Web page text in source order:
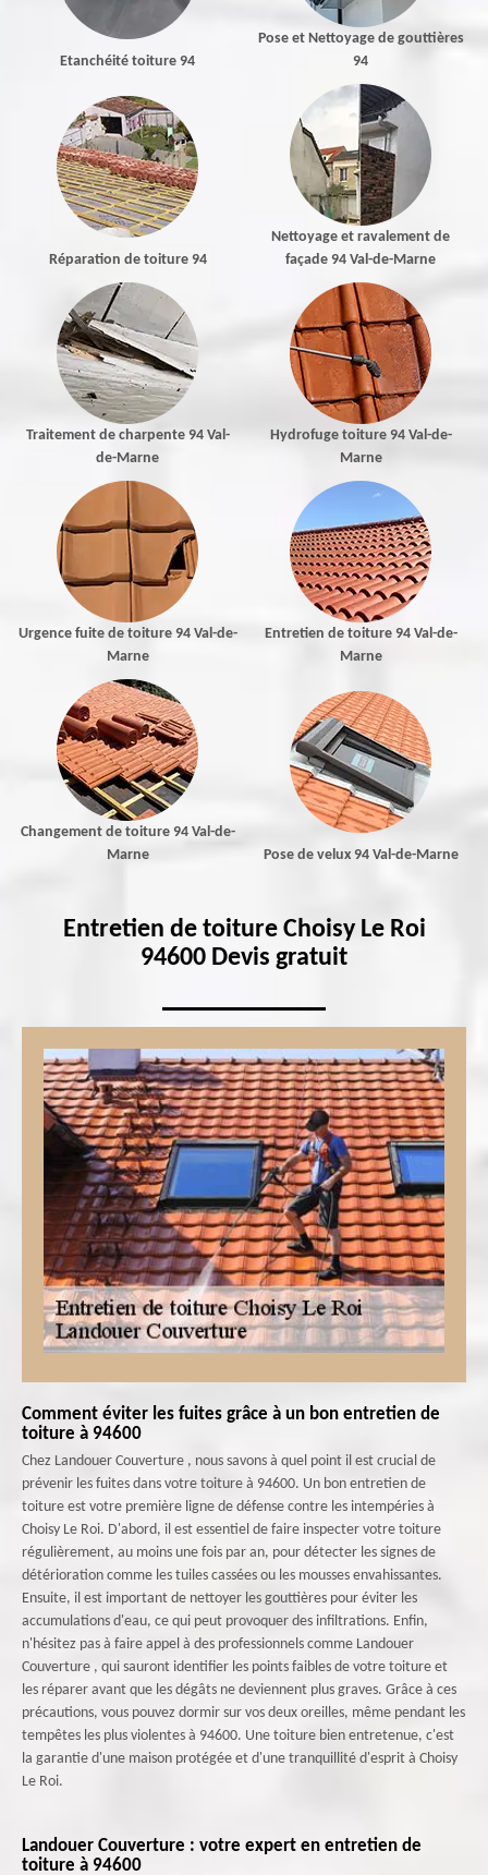
Etanchéité toiture 94
Pose et Nettoyage de gouttières
94
Réparation de toiture 94
Nettoyage et ravalement de
façade 94 Val-de-Marne
Traitement de charpente 94 Val-
de-Marne
Hydrofuge toiture 94 Val-de-
Marne
Urgence fuite de toiture 94 Val-de-
Marne
Entretien de toiture 94 Val-de-
Marne
Changement de toiture 94 Val-de-
Marne
Pose de velux 94 Val-de-Marne
Entretien de toiture Choisy Le Roi
94600 Devis gratuit
Comment éviter les fuites grâce à un bon entretien de
toiture à 94600
Chez Landouer Couverture , nous savons à quel point il est crucial de
prévenir les fuites dans votre toiture à 94600. Un bon entretien de
toiture est votre première ligne de défense contre les intempéries à
Choisy Le Roi. D'abord, il est essentiel de faire inspecter votre toiture
régulièrement, au moins une fois par an, pour détecter les signes de
détérioration comme les tuiles cassées ou les mousses envahissantes.
Ensuite, il est important de nettoyer les gouttières pour éviter les
accumulations d'eau, ce qui peut provoquer des infiltrations. Enfin,
n'hésitez pas à faire appel à des professionnels comme Landouer
Couverture , qui sauront identifier les points faibles de votre toiture et
les réparer avant que les dégâts ne deviennent plus graves. Grâce à ces
précautions, vous pouvez dormir sur vos deux oreilles, même pendant les
tempêtes les plus violentes à 94600. Une toiture bien entretenue, c'est
la garantie d'une maison protégée et d'une tranquillité d'esprit à Choisy
Le Roi.
Landouer Couverture : votre expert en entretien de
toiture à 94600